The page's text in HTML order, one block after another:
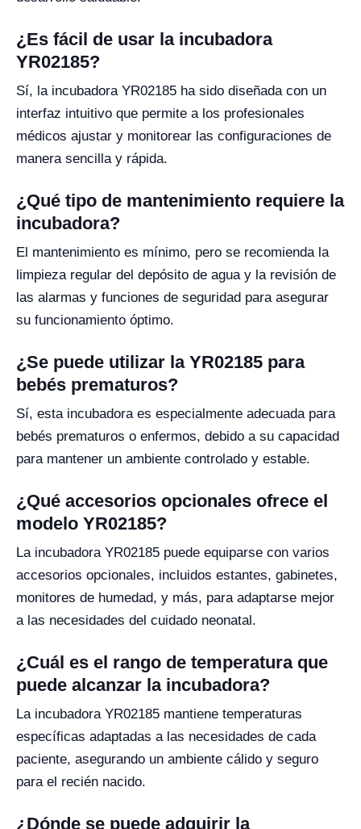
¿Es fácil de usar la incubadora
YR02185?
Sí, la incubadora YR02185 ha sido diseñada con un
interfaz intuitivo que permite a los profesionales
médicos ajustar y monitorear las configuraciones de
manera sencilla y rápida.
¿Qué tipo de mantenimiento requiere la
incubadora?
El mantenimiento es mínimo, pero se recomienda la
limpieza regular del depósito de agua y la revisión de
las alarmas y funciones de seguridad para asegurar
su funcionamiento óptimo.
¿Se puede utilizar la YR02185 para
bebés prematuros?
Sí, esta incubadora es especialmente adecuada para
bebés prematuros o enfermos, debido a su capacidad
para mantener un ambiente controlado y estable.
¿Qué accesorios opcionales ofrece el
modelo YR02185?
La incubadora YR02185 puede equiparse con varios
accesorios opcionales, incluidos estantes, gabinetes,
monitores de humedad, y más, para adaptarse mejor
a las necesidades del cuidado neonatal.
¿Cuál es el rango de temperatura que
puede alcanzar la incubadora?
La incubadora YR02185 mantiene temperaturas
específicas adaptadas a las necesidades de cada
paciente, asegurando un ambiente cálido y seguro
para el recién nacido.
¿Dónde se puede adquirir la